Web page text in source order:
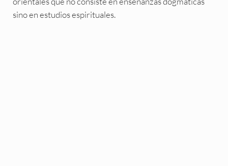
sino en estudios espirituales.